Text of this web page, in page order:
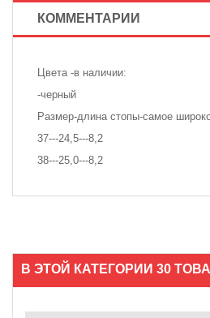
КОММЕНТАРИИ
Цвета -в наличии:
-черный
Размер-длина стопы-самое
37---24,5---8,2
38---25,0---8,2
В ЭТОЙ КАТЕГОРИИ 30